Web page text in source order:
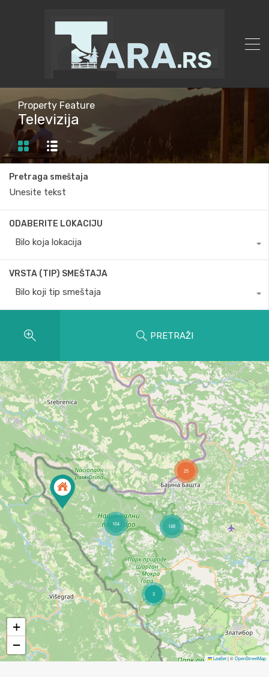
Property Feature
Televizija
Pretraga smeštaja
ODABERITE LOKACIJU
Bilo koja lokacija
VRSTA (TIP) SMEŠTAJA
Bilo koji tip smeštaja
PRETRAŽI
3
25
164 148
+
−
Leaflet|©OpenStreetMap